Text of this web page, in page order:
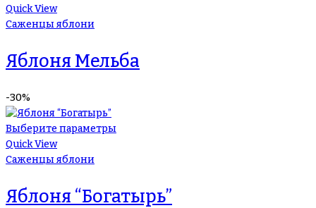
Quick View
Саженцы яблони
Яблоня Мельба
-30%
Выберите параметры
Quick View
Саженцы яблони
Яблоня “Богатырь”